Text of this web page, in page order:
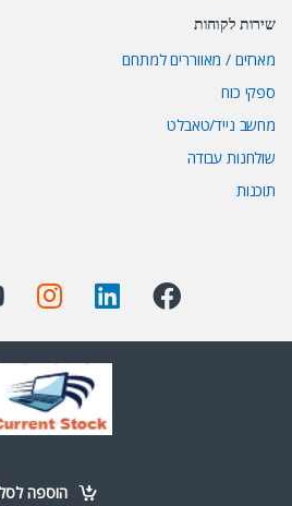
הוספה
שירות לקוחות
מארזים / מאווררים למתחם
ספקי כוח
מחשב נייד/טאבלט
שולחנות עבודה
תוכנות